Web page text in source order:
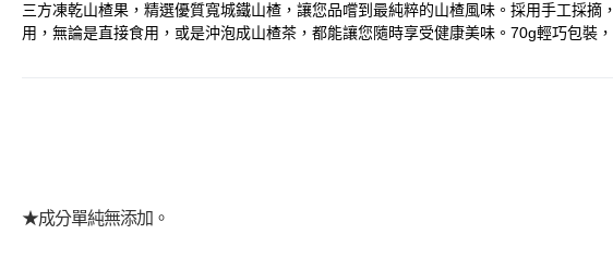
三方凍乾山楂果，精選優質寬城鐵山楂，讓您品嚐到最純粹的山楂風味。採用手工採
用，無論是直接食用，或是沖泡成山楂茶，都能讓您隨時享受健康美味。70g輕巧包裝
★成分單純無添加。